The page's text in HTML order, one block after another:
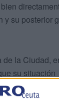
y su posterior
la Ciudad,
su situación